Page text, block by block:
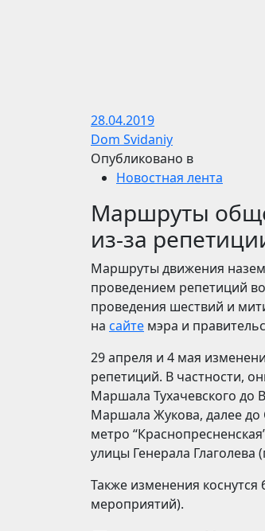
28.04.2019
Dom Svidaniy
Опубликовано в
Новостная лента
Маршруты
из-за
Маршруты движения
проведением репетиций
проведения шествий и
на сайте мэра и
29 апреля и 4 мая
репетиций. В частности,
Маршала Тухачевского до
Маршала Жукова, далее до
метро
улицы Генерала
Также изменения
мероприятий).